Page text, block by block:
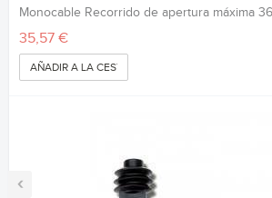
‹
Monocable Recorrido de apertura máxima
35,57 €
AÑADIR A LA CESTA